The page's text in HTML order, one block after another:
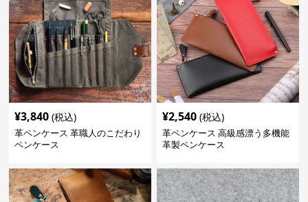
¥3,840 (税込)
革ペンケース 革職人のこだわり
ペンケース
¥2,540 (税込)
革ペンケース 高級感漂う多機能
革製ペンケース